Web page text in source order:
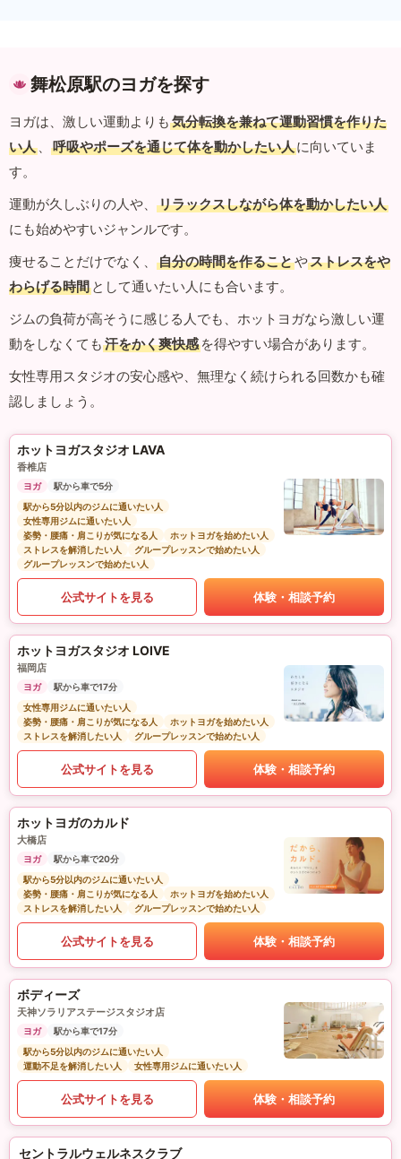
舞松原駅のヨガを探す
ヨガは、激しい運動よりも 気分転換を兼ねて運動習慣を作りた
い人 、 呼吸やポーズを通じて体を動かしたい人に向いていま
す。
運動が久しぶりの人や、
リラックスしながら体を動かしたい人
にも始めやすいジャンルです。
痩せることだけでなく、
自分の時間を作ることやストレスをや
わらげる時間 として通いたい人にも合います。
ジムの負荷が高そうに感じる人でも、ホットヨガなら激しい運
動をしなくても 汗をかく爽快感 を得やすい場合があります。
女性専用スタジオの安心感や、無理なく続けられる回数かも確
認しましょう。
ホットヨガスタジオ LAVA
香椎店
ヨガ
駅から車で5分
駅から5分以内のジムに通いたい人
女性専用ジムに通いたい人
姿勢・腰痛・肩こりが気になる人
ホットヨガを始めたい人
ストレスを解消したい人
グループレッスンで始めたい人
グループレッスンで始めたい人
公式サイトを見る 体験・相談予約
ホットヨガスタジオ LOIVE
福岡店
ヨガ
駅から車で17分
女性専用ジムに通いたい人
姿勢・腰痛・肩こりが気になる人
ホットヨガを始めたい人
ストレスを解消したい人
グループレッスンで始めたい人
公式サイトを見る 体験・相談予約
ホットヨガのカルド
大橋店
ヨガ
駅から車で20分
駅から5分以内のジムに通いたい人
姿勢・腰痛・肩こりが気になる人
ホットヨガを始めたい人
ストレスを解消したい人
グループレッスンで始めたい人
公式サイトを見る 体験・相談予約
ボディーズ
天神ソラリアステージスタジオ店
ヨガ
駅から車で17分
駅から5分以内のジムに通いたい人
運動不足を解消したい人
女性専用ジムに通いたい人
公式サイトを見る 体験・相談予約
セントラルウェルネスクラブ